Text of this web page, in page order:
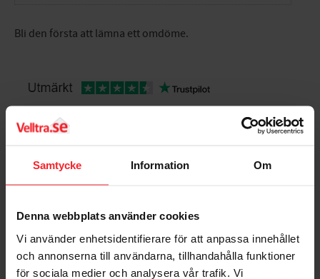
Samtycke Information Om
Denna webbplats använder cookies
Vi använder enhetsidentifierare för att anpassa innehållet
och annonserna till användarna, tillhandahålla funktioner
för sociala medier och analysera vår trafik. Vi
Bli den första att lämna ett omdöme.
Populära produkter